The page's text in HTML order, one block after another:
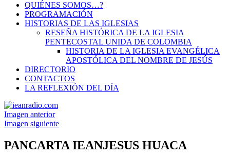
QUIÉNES SOMOS…?
PROGRAMACIÓN
HISTORIAS DE LAS IGLESIAS
RESEÑA HISTÓRICA DE LA IGLESIA
PENTECOSTAL UNIDA DE COLOMBIA
HISTORIA DE LA IGLESIA EVANGÉLICA
APOSTÓLICA DEL NOMBRE DE JESÚS
DIRECTORIO
CONTACTOS
LA REFLEXIÓN DEL DÍA
Imagen anterior
Imagen siguiente
PANCARTA IEANJESUS HUACA